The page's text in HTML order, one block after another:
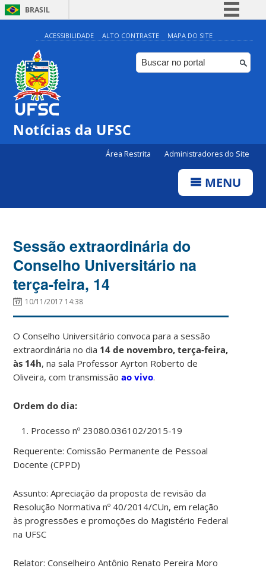
BRASIL
Simplifique!
Comunica BR
Participe
ACESSIBILIDADE ALTO CONTRASTE MAPA DO SITE
Notícias da UFSC
Área Restrita Administradores do Site
MENU
Sessão extraordinária do
Conselho Universitário na
terça-feira, 14
10/11/2017 14:38
O Conselho Universitário convoca para a sessão
extraordinária no dia 14 de novembro, terça-feira,
às 14h, na sala Professor Ayrton Roberto de
Oliveira, com transmissãoao vivo.
Ordem do dia:
Processo nº 23080.036102/2015-19
Requerente: Comissão Permanente de Pessoal
Docente (CPPD)
Assunto: Apreciação da proposta de revisão da
Resolução Normativa nº 40/2014/CUn, em relação
às progressões e promoções do Magistério Federal
na UFSC
Relator: Conselheiro Antônio Renato Pereira Moro